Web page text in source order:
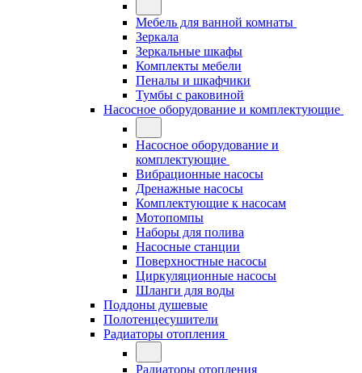
Мебель для ванной комнаты
Зеркала
Зеркальные шкафы
Комплекты мебели
Пеналы и шкафчики
Тумбы с раковиной
Насосное оборудование и комплектующие
Насосное оборудование и
комплектующие
Вибрационные насосы
Дренажные насосы
Комплектующие к насосам
Мотопомпы
Наборы для полива
Насосные станции
Поверхностные насосы
Циркуляционные насосы
Шланги для воды
Поддоны душевые
Полотенцесушители
Радиаторы отопления
Радиаторы отопления